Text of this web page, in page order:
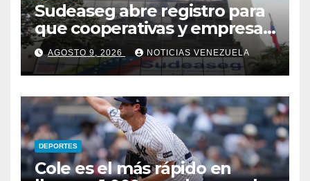
Sudeaseg abre registro para
que cooperativas y empresas
de seguros operen como
canales alternativos
bancarios
AGOSTO 9, 2026 NOTICIAS VENEZUELA
DEPORTES
Cole es el más rápido en